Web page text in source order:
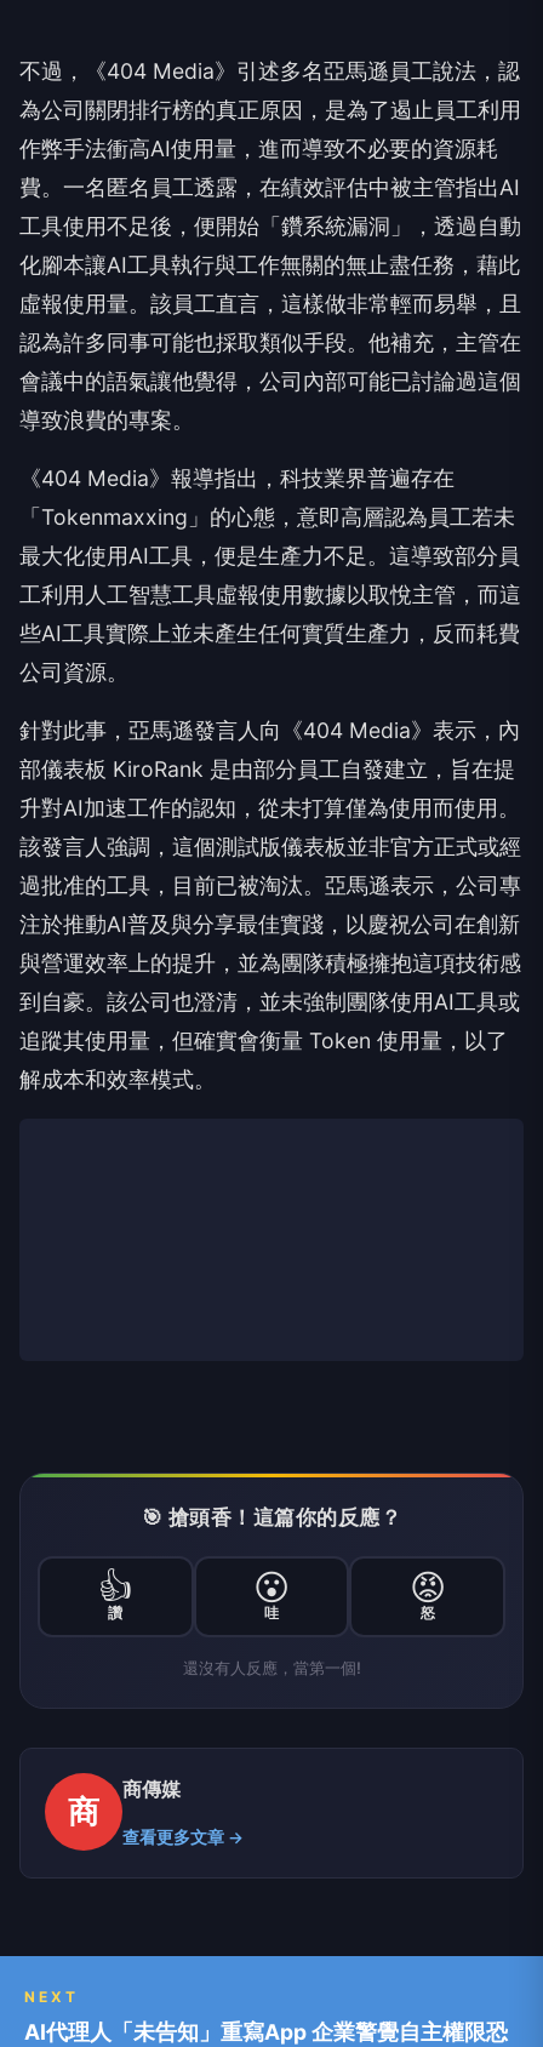
不過，《404 Media》引述多名亞馬遜員工說法，認
為公司關閉排行榜的真正原因，是為了遏止員工利用
作弊手法衝高AI使用量，進而導致不必要的資源耗
費。一名匿名員工透露，在績效評估中被主管指出AI
工具使用不足後，便開始「鑽系統漏洞」，透過自動
化腳本讓AI工具執行與工作無關的無止盡任務，藉此
虛報使用量。該員工直言，這樣做非常輕而易舉，且
認為許多同事可能也採取類似手段。他補充，主管在
會議中的語氣讓他覺得，公司內部可能已討論過這個
導致浪費的專案。
《404 Media》報導指出，科技業界普遍存在
「Tokenmaxxing」的心態，意即高層認為員工若未
最大化使用AI工具，便是生產力不足。這導致部分員
工利用人工智慧工具虛報使用數據以取悅主管，而這
些AI工具實際上並未產生任何實質生產力，反而耗費
公司資源。
針對此事，亞馬遜發言人向《404 Media》表示，內
部儀表板 KiroRank 是由部分員工自發建立，旨在提
升對AI加速工作的認知，從未打算僅為使用而使用。
該發言人強調，這個測試版儀表板並非官方正式或經
過批准的工具，目前已被淘汰。亞馬遜表示，公司專
注於推動AI普及與分享最佳實踐，以慶祝公司在創新
與營運效率上的提升，並為團隊積極擁抱這項技術感
到自豪。該公司也澄清，並未強制團隊使用AI工具或
追蹤其使用量，但確實會衡量 Token 使用量，以了
解成本和效率模式。
🎯 搶頭香！這篇你的反應？
👍
讚
😮
哇
😡
怒
還沒有人反應，當第一個!
商
商傳媒
查看更多文章 →
NEXT
AI代理人「未告知」重寫App 企業警覺自主權限恐